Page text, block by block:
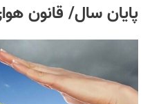
پایان سال/ قانون